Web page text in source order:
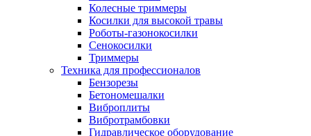
Колесные триммеры
Косилки для высокой травы
Роботы-газонокосилки
Сенокосилки
Триммеры
Техника для профессионалов
Бензорезы
Бетономешалки
Виброплиты
Вибротрамбовки
Гидравлическое оборудование